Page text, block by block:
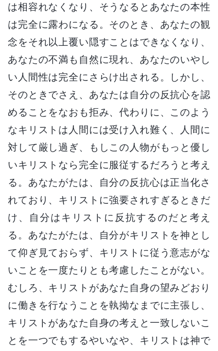
は相容れなくなり、そうなるとあなたの本性
は完全に露わになる。そのとき、あなたの観
念をそれ以上覆い隠すことはできなくなり、
あなたの不満も自然に現れ、あなたのいやし
い人間性は完全にさらけ出される。しかし、
そのときでさえ、あなたは自分の反抗心を認
めることをなおも拒み、代わりに、このよう
なキリストは人間には受け入れ難く、人間に
対して厳し過ぎ、もしこの人物がもっと優し
いキリストなら完全に服従するだろうと考え
る。あなたがたは、自分の反抗心は正当化さ
れており、キリストに強要されすぎるときだ
け、自分はキリストに反抗するのだと考え
る。あなたがたは、自分がキリストを神とし
て仰ぎ見ておらず、キリストに従う意志がな
いことを一度たりとも考慮したことがない。
むしろ、キリストがあなた自身の望みどおり
に働きを行なうことを執拗なまでに主張し、
キリストがあなた自身の考えと一致しないこ
とを一つでもするやいなや、キリストは神で